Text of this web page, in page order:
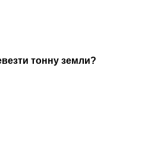
тонну земли?